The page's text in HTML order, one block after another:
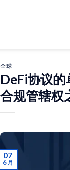
全球
DeFi协议
合规管辖权
07
6 月